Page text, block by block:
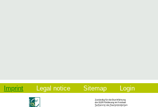
Imprint Legal notice Sitemap Login